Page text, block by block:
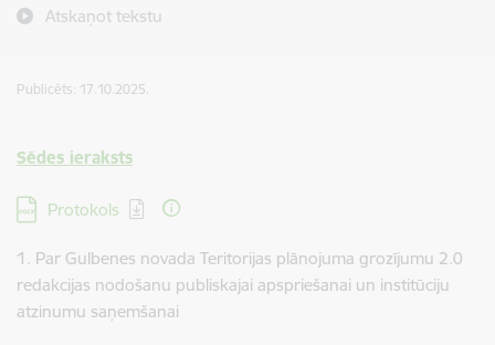
Atskaņot tekstu
Publicēts: 17.10.2025.
Sēdes ieraksts
Lejupielādēt:
Protokols
1. Par Gulbenes novada Teritorijas plānojuma grozījumu 2.0
redakcijas nodošanu publiskajai apspriešanai un institūciju
atzinumu saņemšanai